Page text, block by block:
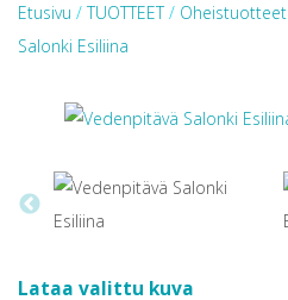
Etusivu /TUOTTEET/ Oheistuotteet
Salonki Esiliina
Lataa valittu kuva